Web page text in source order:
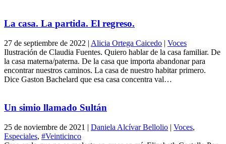
La casa. La partida. El regreso.
27 de septiembre de 2022 | Alicia Ortega Caicedo | Voces
Ilustración de Claudia Fuentes. Quiero hablar de la casa familiar. De
la casa materna/paterna. De la casa que importa abandonar para
encontrar nuestros caminos. La casa de nuestro habitar primero.
Dice Gaston Bachelard que esa casa concentra val…
Un simio llamado Sultán
25 de noviembre de 2021 | Daniela Alcívar Bellolio | Voces,
Especiales, #Veinticinco